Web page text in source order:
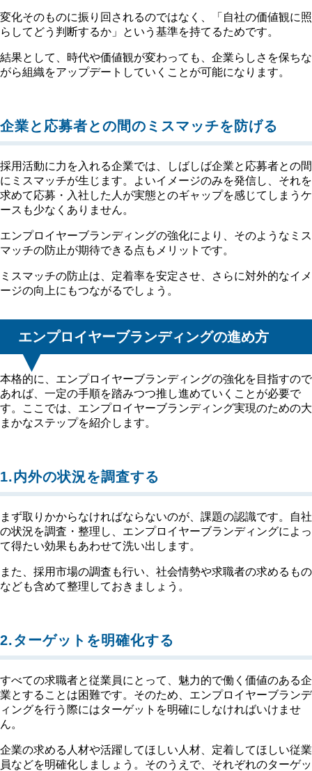
変化そのものに振り回されるのではなく、「自社の価値観に照
らしてどう判断するか」という基準を持てるためです。
結果として、時代や価値観が変わっても、企業らしさを保ちな
がら組織をアップデートしていくことが可能になります。
企業と応募者との間のミスマッチを防げる
採用活動に力を入れる企業では、しばしば企業と応募者との間
にミスマッチが生じます。よいイメージのみを発信し、それを
求めて応募・入社した人が実態とのギャップを感じてしまうケ
ースも少なくありません。
エンプロイヤーブランディングの強化により、そのようなミス
マッチの防止が期待できる点もメリットです。
ミスマッチの防止は、定着率を安定させ、さらに対外的なイメ
ージの向上にもつながるでしょう。
エンプロイヤーブランディングの進め方
本格的に、エンプロイヤーブランディングの強化を目指すので
あれば、一定の手順を踏みつつ推し進めていくことが必要で
す。ここでは、エンプロイヤーブランディング実現のための大
まかなステップを紹介します。
1.内外の状況を調査する
まず取りかからなければならないのが、課題の認識です。自社
の状況を調査・整理し、エンプロイヤーブランディングによっ
て得たい効果もあわせて洗い出します。
また、採用市場の調査も行い、社会情勢や求職者の求めるもの
なども含めて整理しておきましょう。
2.ターゲットを明確化する
すべての求職者と従業員にとって、魅力的で働く価値のある企
業とすることは困難です。そのため、エンプロイヤーブランデ
ィングを行う際にはターゲットを明確にしなければいけませ
ん。
企業の求める人材や活躍してほしい人材、定着してほしい従業
員などを明確化しましょう。そのうえで、それぞれのターゲッ